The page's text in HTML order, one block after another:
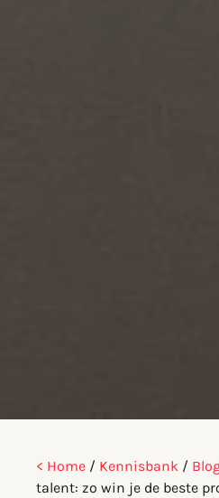
< Home / Kennisbank /
talent: zo win je de beste